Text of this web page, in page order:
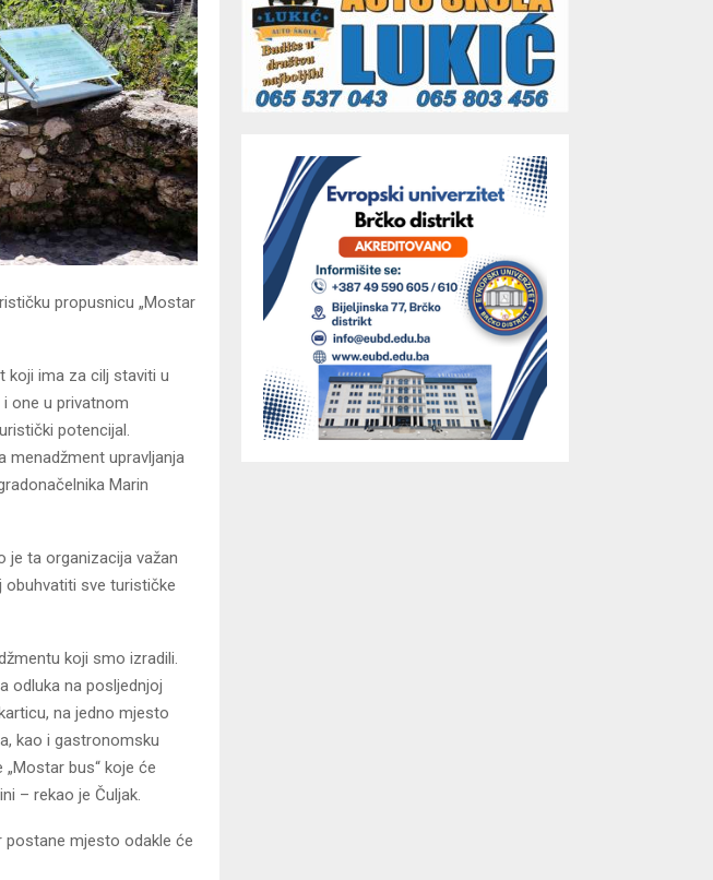
propusnicu „Mostar
koji ima za cilj staviti u
one u privatnom
potencijal.
menadžment upravljanja
Marin
je ta organizacija važan
sve turističke
koji smo izradili.
odluka na posljednjoj
na jedno mjesto
kao i gastronomsku
bus“ koje će
– rekao je Čuljak.
postane mjesto odakle će